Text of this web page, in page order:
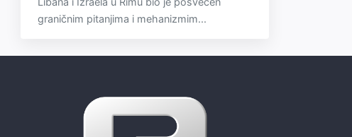
graničnim pitanjima i mehanizmim...